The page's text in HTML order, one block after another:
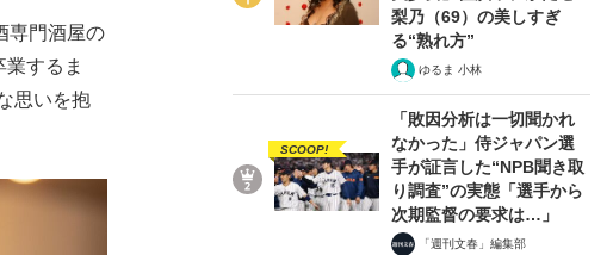
専門酒屋の
するま
思いを抱
梨乃（69）の美しすぎ
る“熟れ方”
ゆるま 小林
SCOOP!
「敗因分析は一切聞かれ
なかった」侍ジャパン選
手が証言した“NPB聞き取
り調査”の実態「選手から
次期監督の要求は…」
「週刊文春」編集部